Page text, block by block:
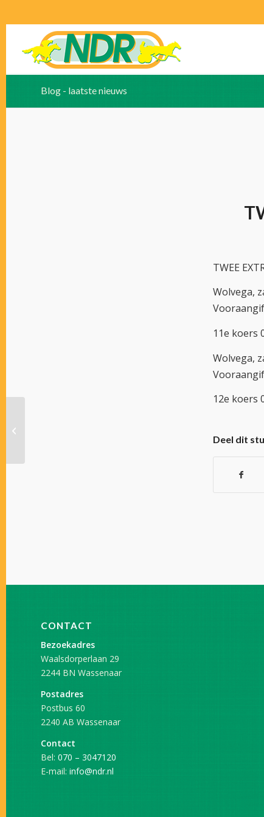
Blog - laatste nieuws
TWEE
Wolvega,
11e koers
Wolvega,
12e koers
Deel dit
CONTACT
Bezoekadres
Waalsdorperlaan 29
2244 BN Wassenaar
Postadres
Postbus 60
2240 AB Wassenaar
Contact
Bel: 070 – 3047120
E-mail: info@ndr.nl